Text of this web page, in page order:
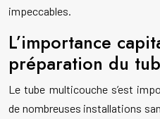
impeccables.
L’importance
préparation du
Le tube multicouche s’est
de nombreuses installations